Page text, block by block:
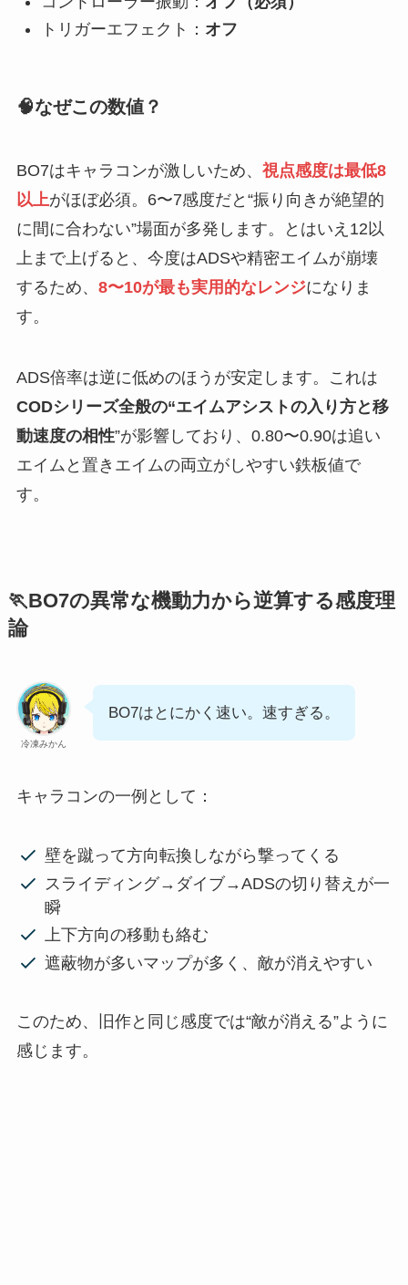
トリガーエフェクト： オフ
🧠なぜこの数値？
BO7はキャラコンが激しいため、 視点感度は最低8
以上がほぼ必須。6〜7感度だと“振り向きが絶望的
に間に合わない”場面が多発します。とはいえ12以
上まで上げると、今度はADSや精密エイムが崩壊
するため、 8〜10が最も実用的なレンジになりま
す。
ADS倍率は逆に低めのほうが安定します。これは
CODシリーズ全般の“エイムアシストの入り方と移
動速度の相性”が影響しており、0.80〜0.90は追い
エイムと置きエイムの両立がしやすい鉄板値で
す。
🏃BO7の異常な機動力から逆算する感度理
論
冷凍みかん
BO7はとにかく速い。速すぎる。
キャラコンの一例として：
壁を蹴って方向転換しながら撃ってくる
スライディング→ダイブ→ADSの切り替えが一
瞬
上下方向の移動も絡む
遮蔽物が多いマップが多く、敵が消えやすい
このため、旧作と同じ感度では“敵が消える”ように
感じます。